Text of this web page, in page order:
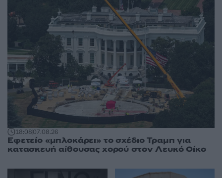
18:0807.08.26
Εφετείο «μπλοκάρει» το σχέδιο Τραμπ για
κατασκευή αίθουσας χορού στον Λευκό Οίκο